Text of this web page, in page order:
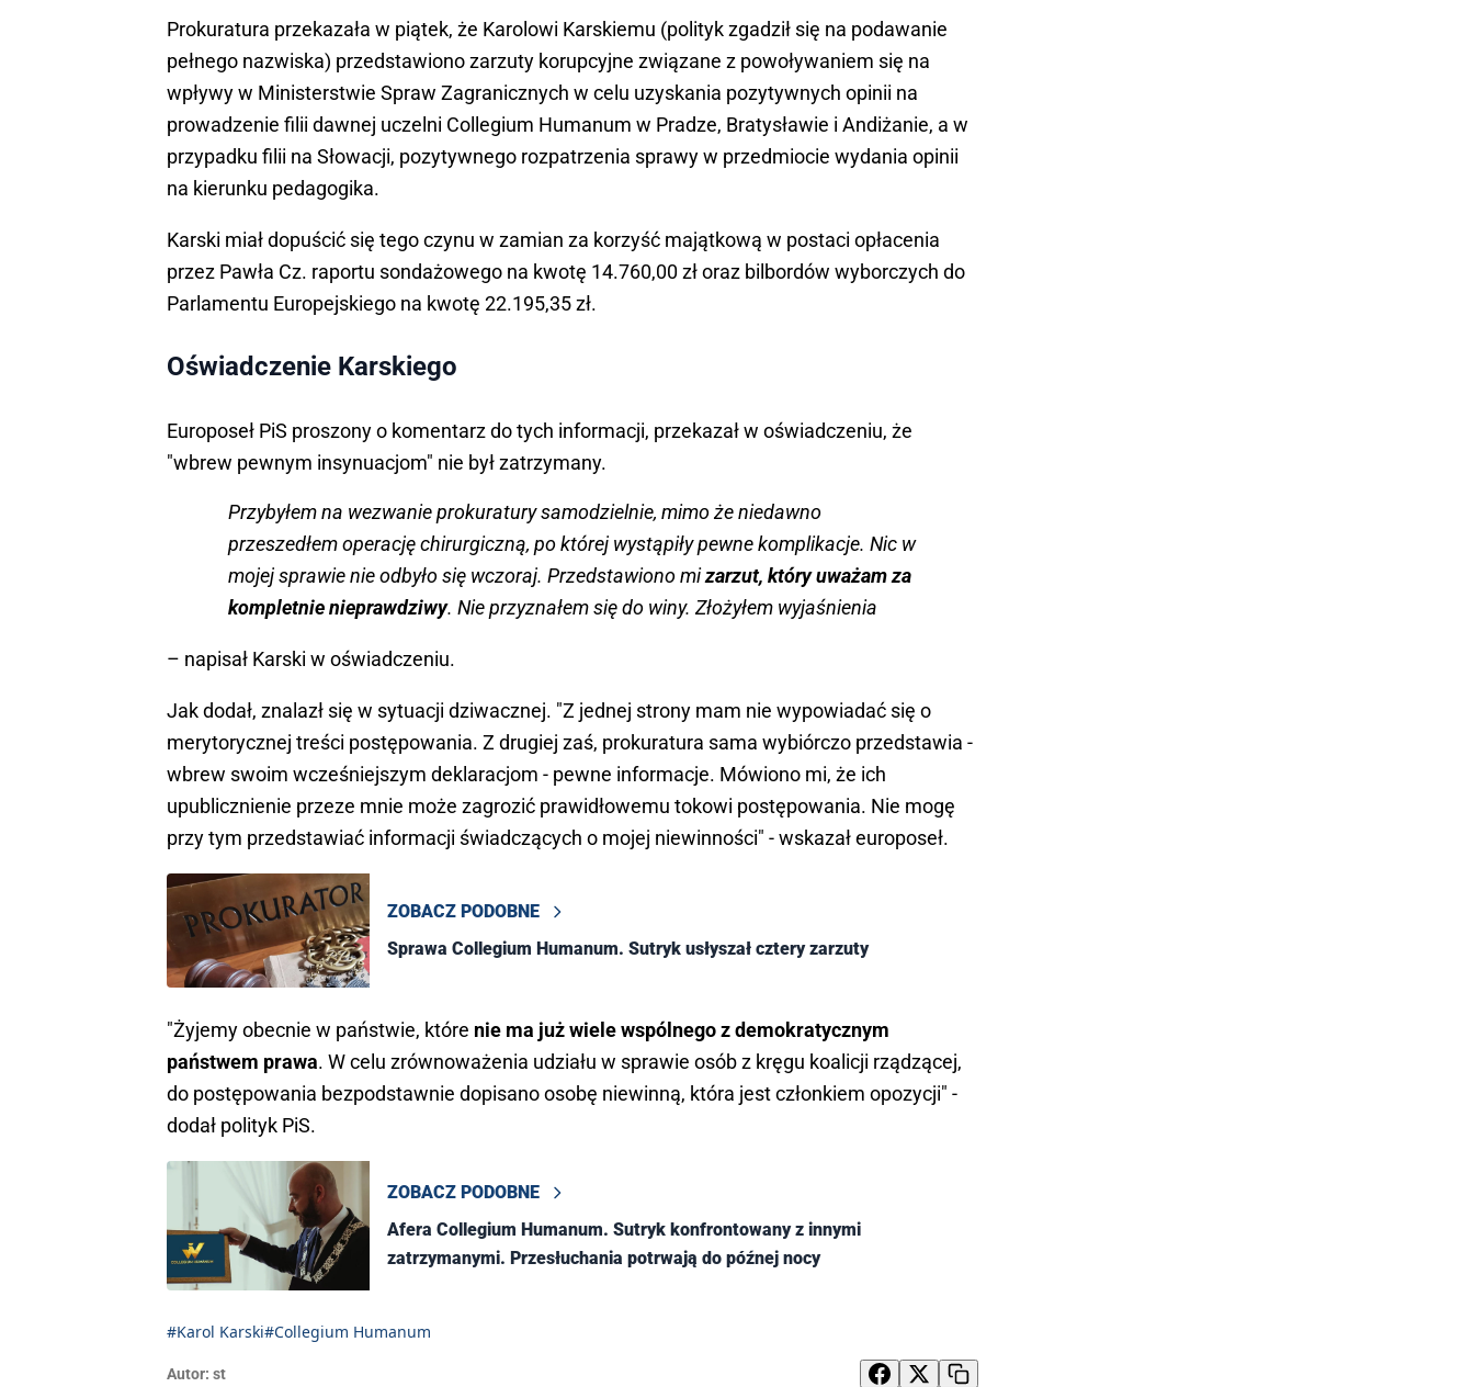
Prokuratura przekazała w piątek, że Karolowi Karskiemu (polityk zgadził się na podawanie
pełnego nazwiska) przedstawiono zarzuty korupcyjne związane z powoływaniem się na
wpływy w Ministerstwie Spraw Zagranicznych w celu uzyskania pozytywnych opinii na
prowadzenie filii dawnej uczelni Collegium Humanum w Pradze, Bratysławie i Andiżanie, a w
przypadku filii na Słowacji, pozytywnego rozpatrzenia sprawy w przedmiocie wydania opinii
na kierunku pedagogika.
Karski miał dopuścić się tego czynu w zamian za korzyść majątkową w postaci opłacenia
przez Pawła Cz. raportu sondażowego na kwotę 14.760,00 zł oraz bilbordów wyborczych do
Parlamentu Europejskiego na kwotę 22.195,35 zł.
Oświadczenie Karskiego
Europoseł PiS proszony o komentarz do tych informacji, przekazał w oświadczeniu, że
"wbrew pewnym insynuacjom" nie był zatrzymany.
Przybyłem na wezwanie prokuratury samodzielnie, mimo że niedawno
przeszedłem operację chirurgiczną, po której wystąpiły pewne komplikacje. Nic w
mojej sprawie nie odbyło się wczoraj. Przedstawiono mizarzut, który uważam za
kompletnie nieprawdziwy. Nie przyznałem się do winy. Złożyłem wyjaśnienia
– napisał Karski w oświadczeniu.
Jak dodał, znalazł się w sytuacji dziwacznej. "Z jednej strony mam nie wypowiadać się o
merytorycznej treści postępowania. Z drugiej zaś, prokuratura sama wybiórczo przedstawia -
wbrew swoim wcześniejszym deklaracjom - pewne informacje. Mówiono mi, że ich
upublicznienie przeze mnie może zagrozić prawidłowemu tokowi postępowania. Nie mogę
przy tym przedstawiać informacji świadczących o mojej niewinności" - wskazał europoseł.
ZOBACZ PODOBNE
Sprawa Collegium Humanum. Sutryk usłyszał cztery zarzuty
"Żyjemy obecnie w państwie, które nie ma już wiele wspólnego z demokratycznym
państwem prawa. W celu zrównoważenia udziału w sprawie osób z kręgu koalicji rządzącej,
do postępowania bezpodstawnie dopisano osobę niewinną, która jest członkiem opozycji" -
dodał polityk PiS.
ZOBACZ PODOBNE
Afera Collegium Humanum. Sutryk konfrontowany z innymi
zatrzymanymi. Przesłuchania potrwają do późnej nocy
#Karol Karski#Collegium Humanum
Autor: st